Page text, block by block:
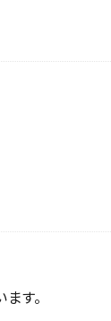
す。